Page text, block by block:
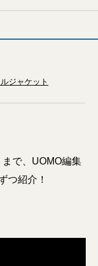
ジャケット
で、UOMO編集
つ紹介！